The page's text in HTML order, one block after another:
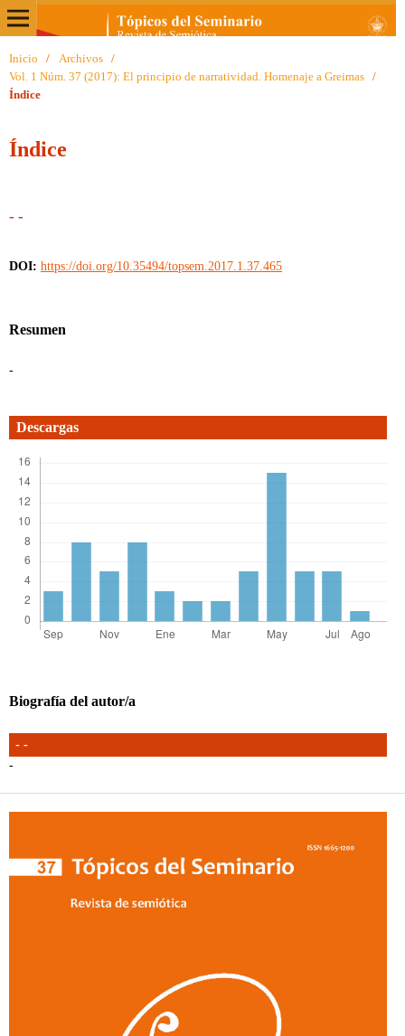
Inicio / Archivos
/
Vol. 1 Núm. 37 (2017): El principio de narratividad. Homenaje a Greimas
/
Índice
Índice
- -
DOI: https://doi.org/10.35494/topsem.2017.1.37.465
Resumen
-
Descargas
Biografía del autor/a
- -
-